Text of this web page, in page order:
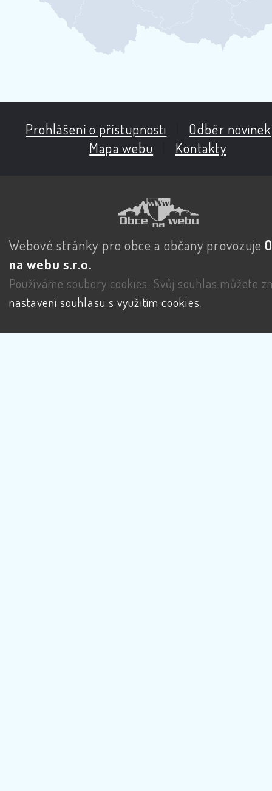
Prohlášení o přístupnosti Odběr novinek
Mapa webu
Kontakty
Webové stránky pro obce a občany provozuje
na webu s.r.o.
Používáme soubory cookies. Svůj souhlas můžete
nastavení souhlasu s využitím cookies.